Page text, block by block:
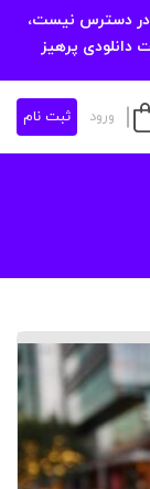
دسترس نیست،
دانلودی پرهیز
ورود ثبت نام